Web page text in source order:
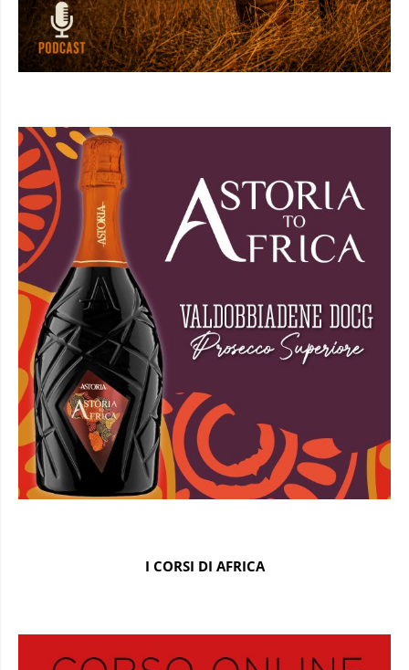
I CORSI DI AFRICA